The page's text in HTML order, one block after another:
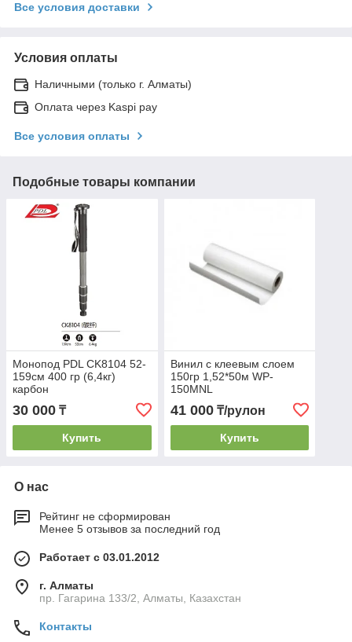
Все условия доставки
Условия оплаты
Наличными (только г. Алматы)
Оплата через Kaspi pay
Все условия оплаты
Подобные товары компании
Монопод PDL CK8104 52-
159см 400 гр (6,4кг)
карбон
30 000 ₸
Купить
Винил с клеевым слоем
150гр 1,52*50м WP-
150MNL
41 000₸/рулон
Купить
О нас
Рейтинг не сформирован
Менее 5 отзывов за последний год
Работает с 03.01.2012
г. Алматы
пр. Гагарина 133/2, Алматы, Казахстан
Контакты